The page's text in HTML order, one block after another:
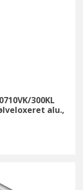
300KL
alu.,